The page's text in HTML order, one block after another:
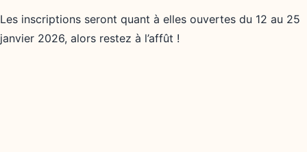
Les inscriptions seront quant à elles ouvertes du 12 au 25
janvier 2026, alors restez à l’affût !